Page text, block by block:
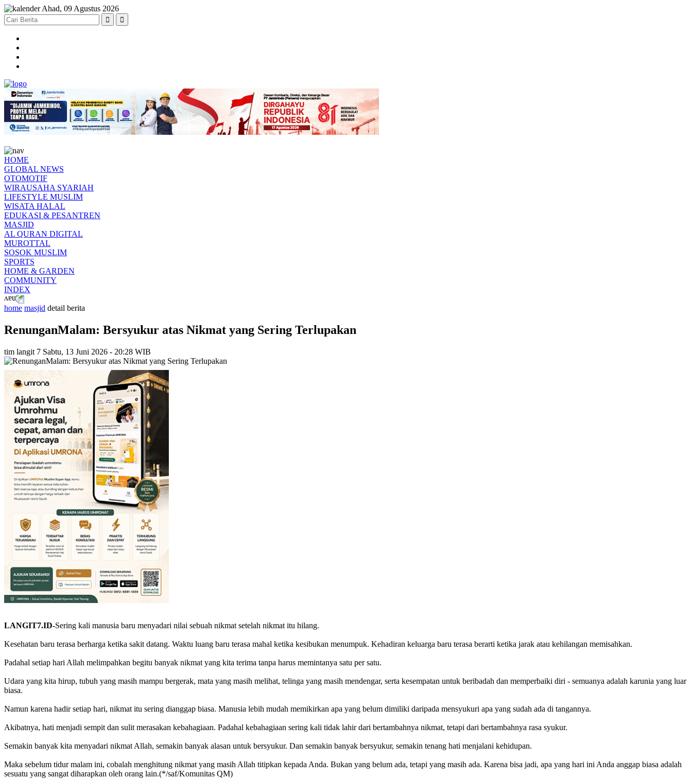
Ahad, 09 Agustus 2026
HOME
GLOBAL NEWS
OTOMOTIF
WIRAUSAHA SYARIAH
LIFESTYLE MUSLIM
WISATA HALAL
EDUKASI & PESANTREN
MASJID
AL QURAN DIGITAL
MUROTTAL
SOSOK MUSLIM
SPORTS
HOME & GARDEN
COMMUNITY
INDEX
home masjid detail berita
RenunganMalam: Bersyukur atas Nikmat yang Sering Terlupakan
tim langit 7 Sabtu, 13 Juni 2026 - 20:28 WIB
LANGIT7.ID-Sering kali manusia baru menyadari nilai sebuah nikmat setelah nikmat itu hilang.
Kesehatan baru terasa berharga ketika sakit datang. Waktu luang baru terasa mahal ketika kesibukan menumpuk. Kehadiran keluarga baru terasa berarti ketika jarak atau kehilangan memisahkan.
Padahal setiap hari Allah melimpahkan begitu banyak nikmat yang kita terima tanpa harus memintanya satu per satu.
Udara yang kita hirup, tubuh yang masih mampu bergerak, mata yang masih melihat, telinga yang masih mendengar, serta kesempatan untuk beribadah dan memperbaiki diri - semuanya adalah karunia yang luar
biasa.
Namun karena hadir setiap hari, nikmat itu sering dianggap biasa. Manusia lebih mudah memikirkan apa yang belum dimiliki daripada mensyukuri apa yang sudah ada di tangannya.
Akibatnya, hati menjadi sempit dan sulit merasakan kebahagiaan. Padahal kebahagiaan sering kali tidak lahir dari bertambahnya nikmat, tetapi dari bertambahnya rasa syukur.
Semakin banyak kita menyadari nikmat Allah, semakin banyak alasan untuk bersyukur. Dan semakin banyak bersyukur, semakin tenang hati menjalani kehidupan.
Maka sebelum tidur malam ini, cobalah menghitung nikmat yang masih Allah titipkan kepada Anda. Bukan yang belum ada, tetapi yang masih ada. Karena bisa jadi, apa yang hari ini Anda anggap biasa adalah
sesuatu yang sangat diharapkan oleh orang lain.(*/saf/Komunitas QM)